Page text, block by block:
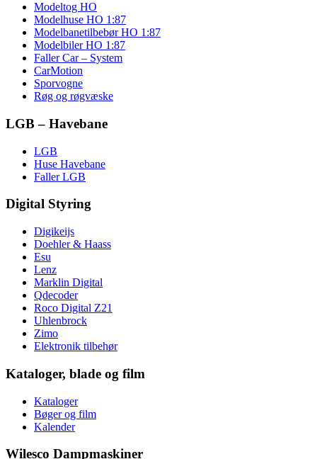
Modeltog HO
Modelhuse HO 1:87
Modelbanetilbebør HO 1:87
Modelbiler HO 1:87
Faller Car – System
CarMotion
Sporvogne
Røg og røgvæske
LGB – Havebane
LGB
Huse Havebane
Faller LGB
Digital Styring
Digikeijs
Doehler & Haass
Esu
Lenz
Marklin Digital
Qdecoder
Roco Digital Z21
Uhlenbrock
Zimo
Elektronik tilbehør
Kataloger, blade og film
Kataloger
Bøger og film
Kalender
Wilesco Dampmaskiner